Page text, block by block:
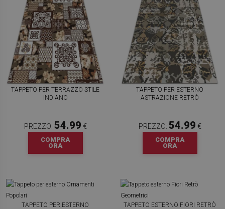
TAPPETO PER TERRAZZO STILE
INDIANO
PREZZO: 54.99 €
COMPRA
ORA
TAPPETO PER ESTERNO
ASTRAZIONE RETRÒ
PREZZO: 54.99 €
COMPRA
ORA
TAPPETO PER ESTERNO
TAPPETO ESTERNO FIORI RETRÒ